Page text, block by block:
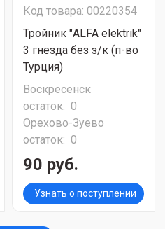
Код товара: 00220354
Тройник "ALFA elektrik"
3 гнезда без з/к (п-во
Турция)
Воскресенск
остаток: 0
Орехово-Зуево
остаток: 0
90 руб.
Узнать о поступлении